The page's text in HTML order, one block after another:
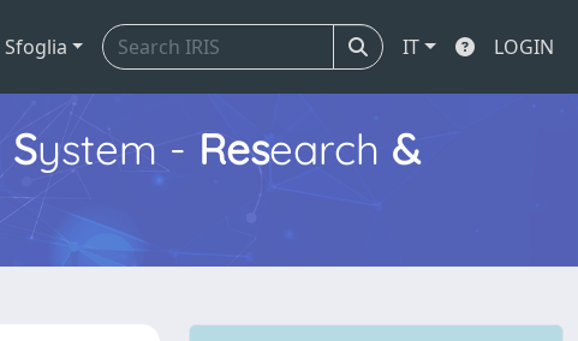
Sfoglia IT LOGIN
System - Research &